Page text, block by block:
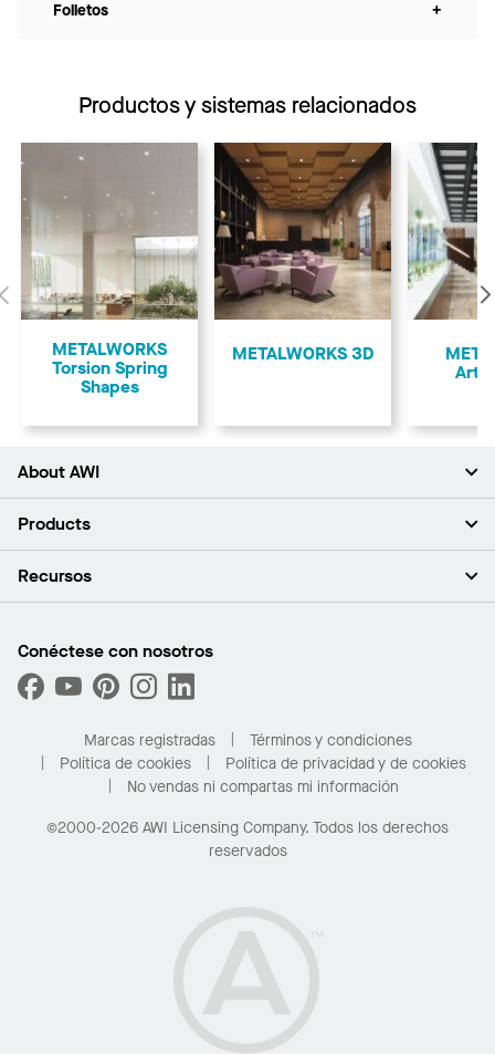
Folletos +
Productos y sistemas relacionados
Anterior
METALWORKS
Torsion Spring
Shapes
METALWORKS 3D
About AWI
Acerca de nosotros
Sala de prensa
¿Cuáles son mis opciones de compra?
Products
Plafones
Capacidades personalizadas
Desempeño
Recursos
Buscar un distribuidor
Solicitar muestras
Compre en línea con Kanopi
Para el hogar
Conéctese con nosotros
Marcas registradas
Términos y condiciones
Política de cookies
Política de privacidad y de cookies
No vendas ni compartas mi información
©2000-2026 AWI Licensing Company. Todos los derechos
reservados